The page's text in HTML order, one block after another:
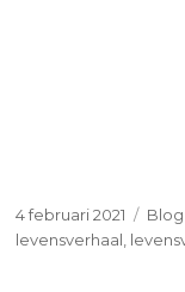
Geplaatst
op
4 februari 2021 Blog
levensverhaal